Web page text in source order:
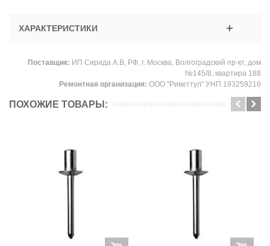
ХАРАКТЕРИСТИКИ
Поставщик: ИП Сирида А.В, РФ, г. Москва, Волгоградский пр-кт, дом
№145/8, квартира 188
Ремонтная организация: ООО "Риветтул" УНП 193259216
ПОХОЖИЕ ТОВАРЫ: